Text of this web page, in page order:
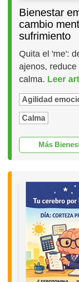
Bienestar
cambio
sufrimiento
Quita el 'me':
ajenos,
calma. Leer
Agilidad
Calma
Más